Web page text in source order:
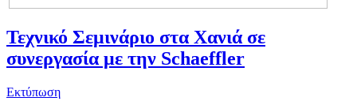
Τεχνικό Σεμινάριο στα Χανιά σε
συνεργασία με την Schaeffler
Εκτύπωση